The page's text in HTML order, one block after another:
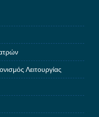
Λειτουργίας